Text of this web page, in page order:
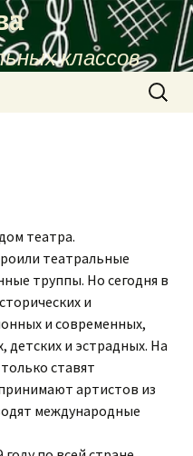
классов
Найти:
театра.
театральные
труппы. Но сегодня в
и
и современных,
детских и эстрадных. На
ставят
артистов из
международные